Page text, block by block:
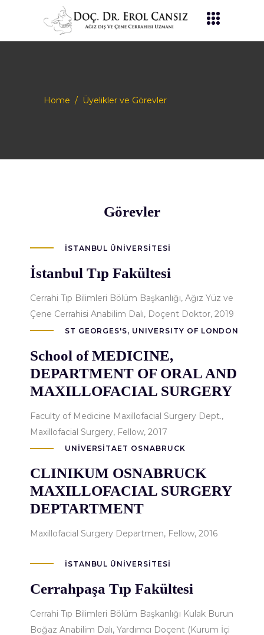
Home / Üyelikler ve Görevler
Görevler
İSTANBUL ÜNIVERSITESI
İstanbul Tıp Fakültesi
Cerrahi Tıp Bilimleri Bölüm Başkanlığı, Ağız Yüz ve
Çene Cerrahisi Anabilim Dalı, Doçent Doktor, 2019
ST GEORGES'S, UNIVERSITY OF LONDON
School of MEDICINE,
DEPARTMENT OF ORAL AND
MAXILLOFACIAL SURGERY
Faculty of Medicine Maxillofacial Surgery Dept.,
Maxillofacial Surgery, Fellow, 2017
UNIVERSITAET OSNABRUCK
CLINIKUM OSNABRUCK
MAXILLOFACIAL SURGERY
DEPTARTMENT
Maxillofacial Surgery Departmen, Fellow, 2016
İSTANBUL ÜNIVERSITESI
Cerrahpaşa Tıp Fakültesi
Cerrahi Tıp Bilimleri Bölüm Başkanlığı Kulak Burun
Boğaz Anabilim Dalı, Yardımcı Doçent (Kurum İçi